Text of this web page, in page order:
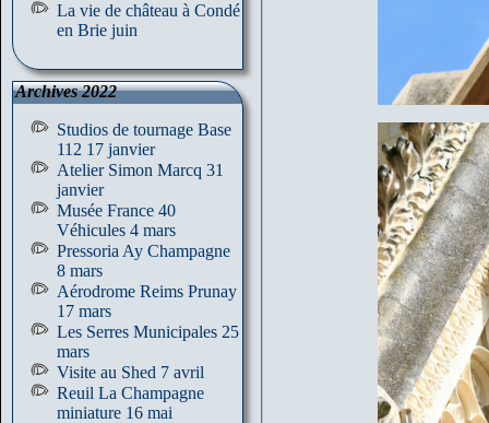
La vie de château à Condé
en Brie juin
Archives 2022
Studios de tournage Base
112 17 janvier
Atelier Simon Marcq 31
janvier
Musée France 40
Véhicules 4 mars
Pressoria Ay Champagne
8 mars
Aérodrome Reims Prunay
17 mars
Les Serres Municipales 25
mars
Visite au Shed 7 avril
Reuil La Champagne
miniature 16 mai